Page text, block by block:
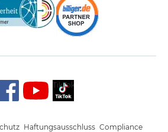
Haftungsausschluss Compliance
TikTok